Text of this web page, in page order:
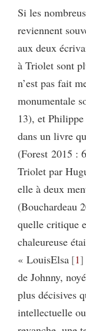
Si les
reviennent
aux deux
à Triolet sont
n’est pas fait
monumentale
13), et Philippe
dans un livre
(Forest 2015 :
Triolet par
elle à deux
(Bouchardeau
quelle critique
chaleureuse
« LouisElsa 1
de Johnny,
plus décisives
intellectuelle